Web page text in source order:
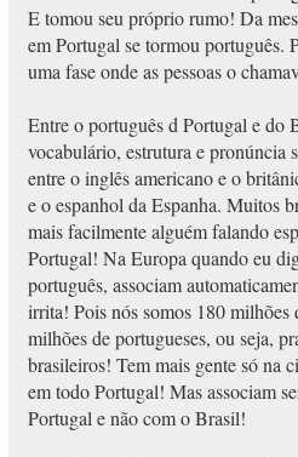
E tomou seu próprio rumo! Da
em Portugal se tormou português.
uma fase onde as pessoas o
Entre o português d Portugal e do
vocabulário, estrutura e pronúncia
entre o inglês americano e o
e o espanhol da Espanha. Muitos
mais facilmente alguém falando
Portugal! Na Europa quando eu
português, associam
irrita! Pois nós somos 180 milhões
milhões de portugueses, ou seja,
brasileiros! Tem mais gente só na
em todo Portugal! Mas associam
Portugal e não com o Brasil!